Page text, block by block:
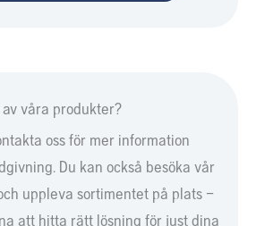
våra produkter?
oss för mer information
Du kan också besöka vår
uppleva sortimentet på plats –
att hitta rätt lösning för just dina